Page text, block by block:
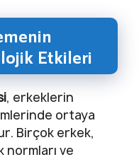
Etkileri
, erkeklerin
ortaya
Birçok erkek,
normları ve